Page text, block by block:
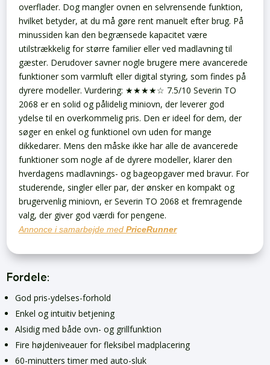
overflader. Dog mangler ovnen en selvrensende funktion,
hvilket betyder, at du må gøre rent manuelt efter brug. På
minussiden kan den begrænsede kapacitet være
utilstrækkelig for større familier eller ved madlavning til
gæster. Derudover savner nogle brugere mere avancerede
funktioner som varmluft eller digital styring, som findes på
dyrere modeller. Vurdering: ★★★★☆ 7.5/10 Severin TO
2068 er en solid og pålidelig miniovn, der leverer god
ydelse til en overkommelig pris. Den er ideel for dem, der
søger en enkel og funktionel ovn uden for mange
dikkedarer. Mens den måske ikke har alle de avancerede
funktioner som nogle af de dyrere modeller, klarer den
hverdagens madlavnings- og bageopgaver med bravur. For
studerende, singler eller par, der ønsker en kompakt og
brugervenlig miniovn, er Severin TO 2068 et fremragende
valg, der giver god værdi for pengene.
Annonce i samarbejde medPriceRunner
Fordele:
God pris-ydelses-forhold
Enkel og intuitiv betjening
Alsidig med både ovn- og grillfunktion
Fire højdeniveauer for fleksibel madplacering
60-minutters timer med auto-sluk